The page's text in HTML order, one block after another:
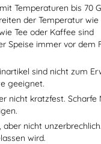
Temperaturen bis 70
der Temperatur wie
Tee oder Kaffee sind
Speise immer vor dem
sind nicht zum
geeignet.
nicht kratzfest. Scharfe
nicht
wird.